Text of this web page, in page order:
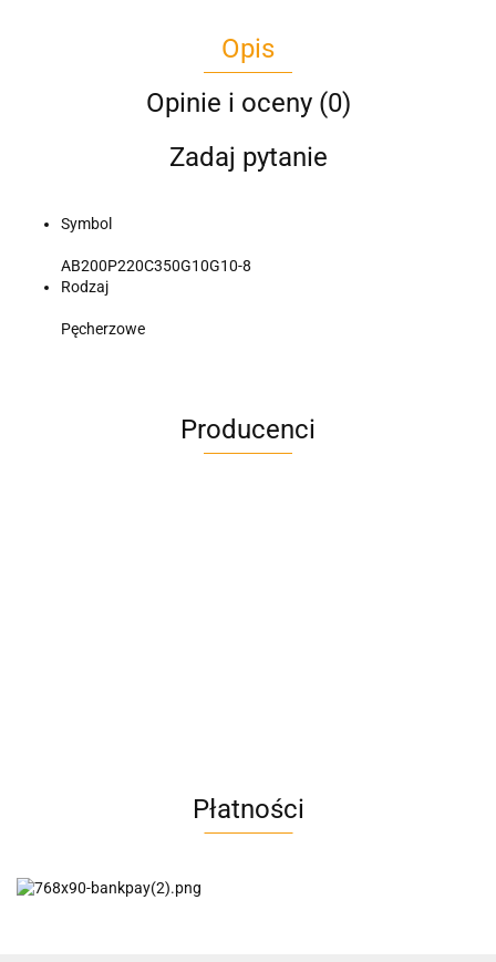
Opis
Opinie i oceny (0)
Zadaj pytanie
Symbol
AB200P220C350G10G10-8
Rodzaj
Pęcherzowe
Producenci
AC EasyLine
Płatności